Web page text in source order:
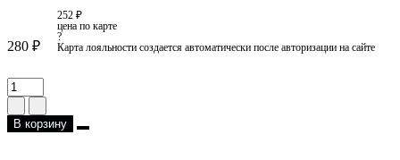
280 ₽
252 ₽
цена по карте
?
Карта лояльности создается автоматически после авторизации на сайте
В корзину